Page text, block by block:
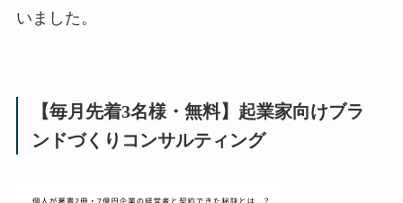
いました。
【毎月先着3名様・無料】起業家向けブラ
ンドづくりコンサルティング